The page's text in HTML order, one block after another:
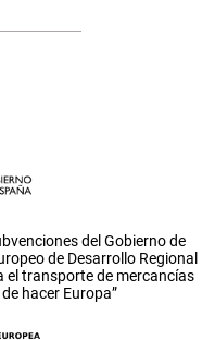
del Gobierno de
de Desarrollo Regional
el transporte de mercancías
hacer Europa”